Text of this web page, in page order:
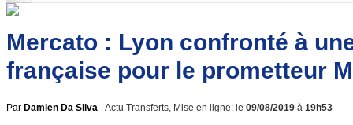
Mercato : Lyon confronté à
française pour le prometteur
Par Damien Da Silva -Actu Transferts, Mise en ligne: le 09/08/2019 à 19h53